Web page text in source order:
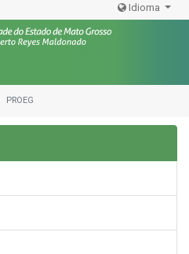
Idioma
PROEG